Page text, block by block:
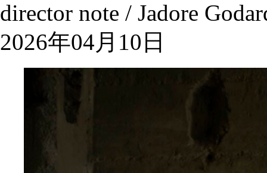
director note / Jadore
2026年04月10日